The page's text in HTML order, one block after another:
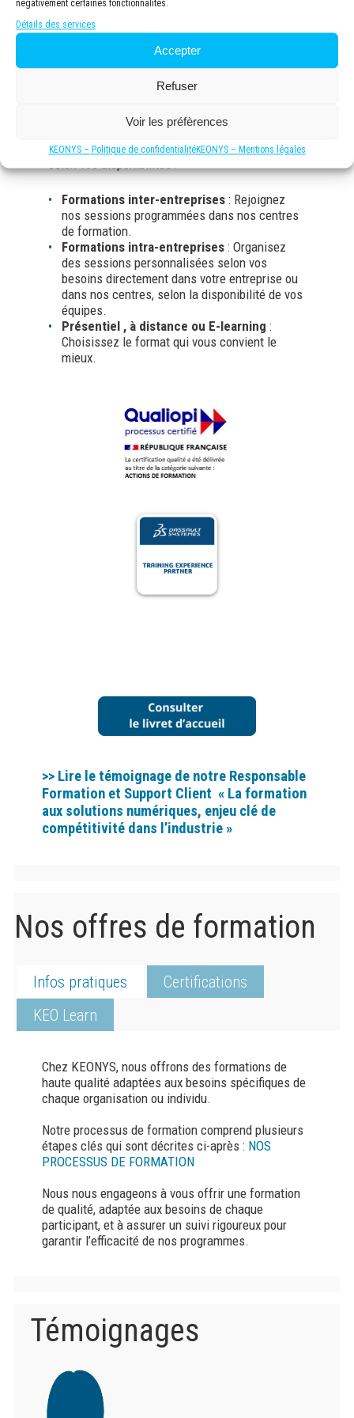
négativement certaines fonctionnalités.
Détails des services
Accepter
Refuser
Voir les préfèrences
KEONYS – Politique de confidentialitéKEONYS – Mentions légales
Nous vous offrons des solutions flexibles pour
vous permettre de progresser à votre rythme et
selon vos disponibilités :
Formations inter-entreprises: Rejoignez
nos sessions programmées dans nos centres
de formation.
Formations intra-entreprises: Organisez
des sessions personnalisées selon vos
besoins directement dans votre entreprise ou
dans nos centres, selon la disponibilité de vos
équipes.
Présentiel , à distance ou E-learning :
Choisissez le format qui vous convient le
mieux.
>> Lire le témoignage de notre Responsable
Formation et Support Client « La formation
aux solutions numériques, enjeu clé de
compétitivité dans l’industrie »
Nos offres de formation
Infos pratiques
Certifications
KEO Learn
Chez KEONYS, nous offrons des formations de
haute qualité adaptées aux besoins spécifiques de
chaque organisation ou individu.
Notre processus de formation comprend plusieurs
étapes clés qui sont décrites ci-après : NOS
PROCESSUS DE FORMATION
Nous nous engageons à vous offrir une formation
de qualité, adaptée aux besoins de chaque
participant, et à assurer un suivi rigoureux pour
garantir l’efficacité de nos programmes.
Témoignages